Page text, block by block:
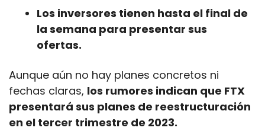
Los inversores tienen hasta el final de
la semana para presentar sus
ofertas.
Aunque aún no hay planes concretos ni
fechas claras, los rumores indican que FTX
presentará sus planes de reestructuración
en el tercer trimestre de 2023.